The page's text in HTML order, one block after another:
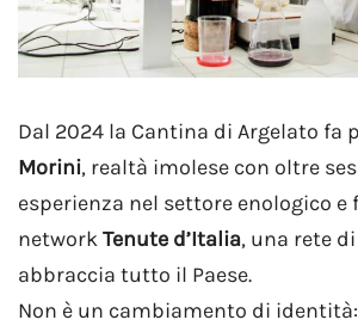
Dal 2024 la Cantina di Argelato fa
Morini, realtà imolese con oltre
esperienza nel settore enologico e
networkTenute d’Italia, una rete
abbraccia tutto il Paese.
Non è un cambiamento di